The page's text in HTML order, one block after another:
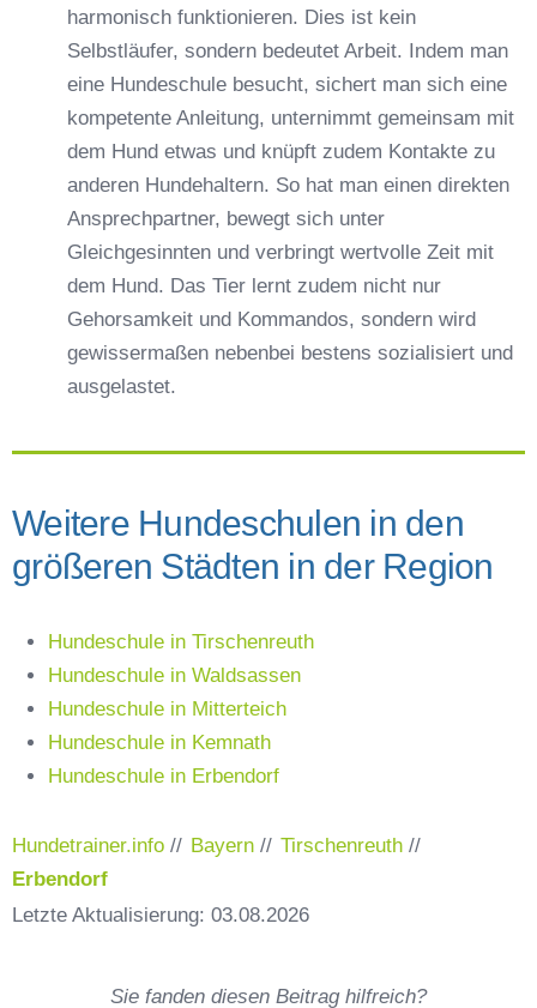
harmonisch funktionieren. Dies ist kein
Selbstläufer, sondern bedeutet Arbeit. Indem man
eine Hundeschule besucht, sichert man sich eine
kompetente Anleitung, unternimmt gemeinsam mit
dem Hund etwas und knüpft zudem Kontakte zu
anderen Hundehaltern. So hat man einen direkten
Ansprechpartner, bewegt sich unter
Gleichgesinnten und verbringt wertvolle Zeit mit
dem Hund. Das Tier lernt zudem nicht nur
Gehorsamkeit und Kommandos, sondern wird
gewissermaßen nebenbei bestens sozialisiert und
ausgelastet.
Weitere Hundeschulen in den
größeren Städten in der Region
Hundeschule in Tirschenreuth
Hundeschule in Waldsassen
Hundeschule in Mitterteich
Hundeschule in Kemnath
Hundeschule in Erbendorf
Hundetrainer.info // Bayern // Tirschenreuth //
Erbendorf
Letzte Aktualisierung: 03.08.2026
Sie fanden diesen Beitrag hilfreich?